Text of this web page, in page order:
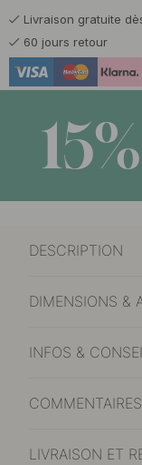
Acier
Laiton
Noir mat
Livraison gratuite
60 jours retour
15%
DESCRIPTION
DIMENSIONS &
INFOS &
COMMENTAIRES
LIVRAISON ET